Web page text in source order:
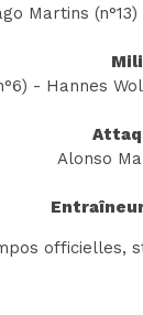
Martins
- Hannes
Alonso
officielles,